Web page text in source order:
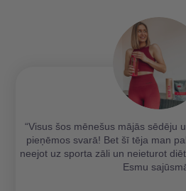
“Visus šos mēnešus mājās
pieņēmos svarā! Bet šī tēja man
neejot uz sporta zāli un neieturot
Esmu